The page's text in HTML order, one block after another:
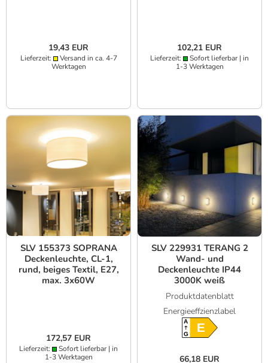
19,43 EUR
Lieferzeit:
Versand in ca. 4-7
Werktagen
102,21 EUR
Lieferzeit:
Sofort lieferbar | in
1-3 Werktagen
SLV 155373 SOPRANA
Deckenleuchte, CL-1,
rund, beiges Textil, E27,
max. 3x60W
172,57 EUR
Lieferzeit:
Sofort lieferbar | in
1-3 Werktagen
SLV 229931 TERANG 2
Wand- und
Deckenleuchte IP44
3000K weiß
Produktdatenblatt
Energieeffzienzlabel
A
GE
66,18 EUR